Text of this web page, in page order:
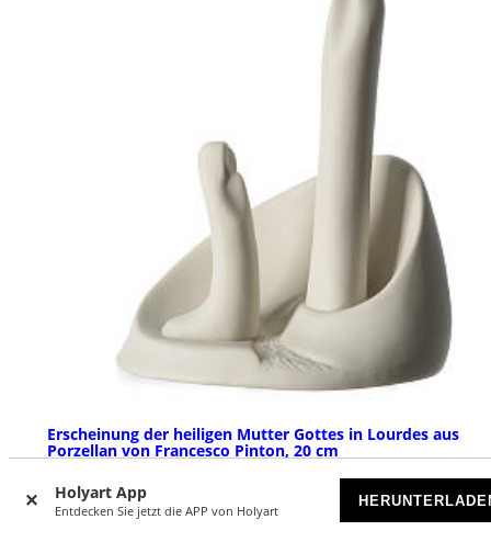
Holyart App
Entdecken Sie jetzt die APP von Holyart
Erscheinung der heiligen Mutter Gottes in Lourdes aus
Porzellan von Francesco Pinton, 20 cm
VORRÄTIG